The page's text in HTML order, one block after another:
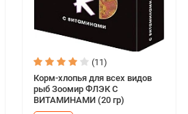
(11)
Корм-хлопья для всех видов
рыб Зоомир ФЛЭК С
ВИТАМИНАМИ (20 гр)